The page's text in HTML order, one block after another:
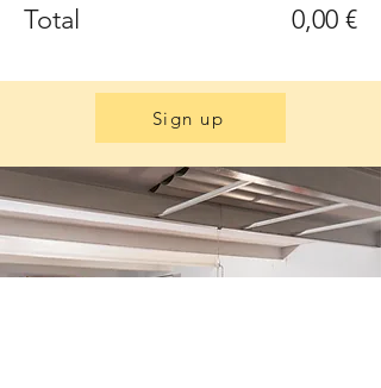
Total 0,00 €
Sign up